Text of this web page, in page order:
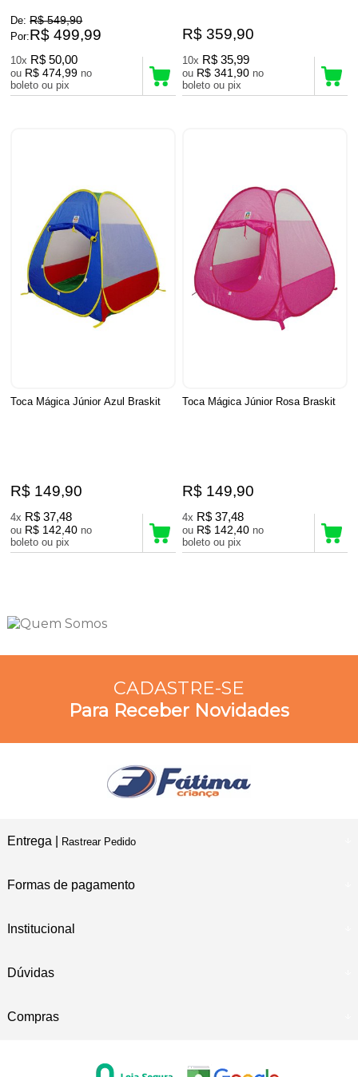
De: R$ 549,90
Por:R$ 499,99
10x R$ 50,00
ou R$ 474,99 no
boleto ou pix
R$ 359,90
10x R$ 35,99
ou R$ 341,90 no
boleto ou pix
Toca Mágica Júnior Azul Braskit
R$ 149,90
4x R$ 37,48
ou R$ 142,40 no
boleto ou pix
Toca Mágica Júnior Rosa Braskit
R$ 149,90
4x R$ 37,48
ou R$ 142,40 no
boleto ou pix
CADASTRE-SE
Para Receber Novidades
Entrega | Rastrear Pedido
Formas de pagamento
Institucional
Dúvidas
Compras